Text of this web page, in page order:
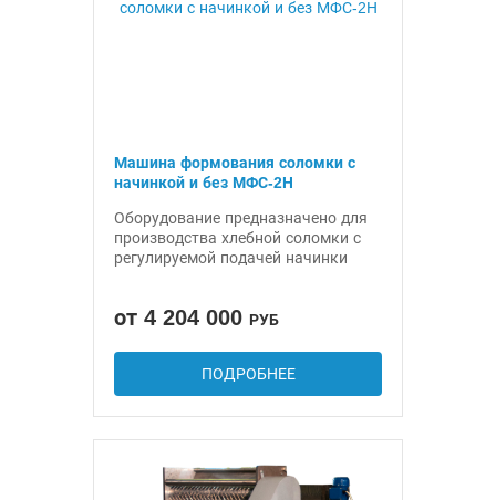
Машина формования соломки с
начинкой и без МФС-2Н
Оборудование предназначено для
производства хлебной соломки с
регулируемой подачей начинки
от 4 204 000 РУБ
ПОДРОБНЕЕ